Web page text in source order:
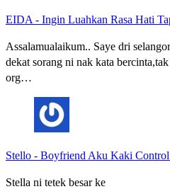
EIDA - Ingin Luahkan Rasa Hati
Assalamualaikum.. Saye dri
dekat sorang ni nak kata
org…
Stello - Boyfriend Aku Kaki
Stella ni tetek besar ke